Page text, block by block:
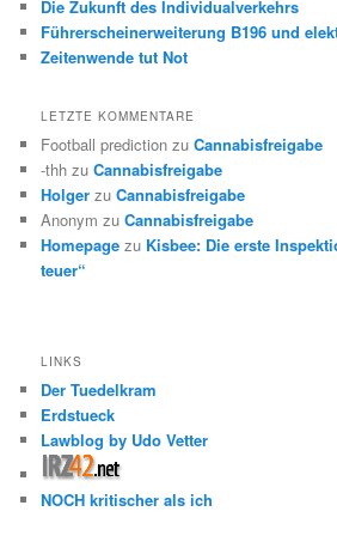
Die Zukunft des Individualverkehrs
Führerscheinerweiterung B196 und
Zeitenwende tut Not
LETZTE KOMMENTARE
Football prediction zuCannabisfreigabe
-thh zuCannabisfreigabe
Holger zuCannabisfreigabe
Anonym zuCannabisfreigabe
Homepage zu Kisbee: Die erste
teuer“
LINKS
Der Tuedelkram
Erdstueck
Lawblog by Udo Vetter
NOCH kritischer als ich